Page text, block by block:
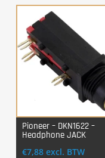
Login Voor Aankoop
Pioneer – DKN1622 –
Headphone JACK
€7,88 excl. BTW